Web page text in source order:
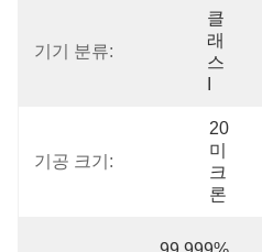
기기 분류:
클
래
스
기공 크기:
20
미
크
론